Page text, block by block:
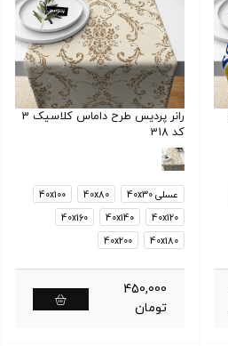
رانر پردیس طرح داماس کلاسیک 3
کد 318
عسلی 40x30 40x80
40x100
40x120
40x140
40x160
40x180
40x200
450,000
تومان